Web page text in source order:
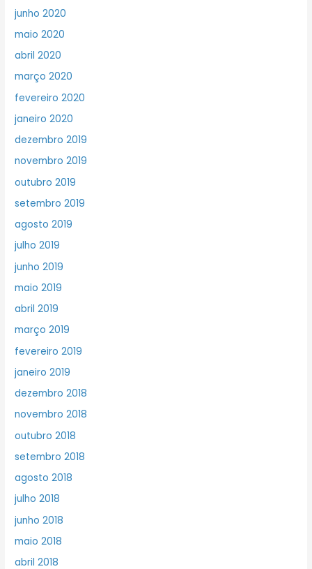
junho 2020
maio 2020
abril 2020
março 2020
fevereiro 2020
janeiro 2020
dezembro 2019
novembro 2019
outubro 2019
setembro 2019
agosto 2019
julho 2019
junho 2019
maio 2019
abril 2019
março 2019
fevereiro 2019
janeiro 2019
dezembro 2018
novembro 2018
outubro 2018
setembro 2018
agosto 2018
julho 2018
junho 2018
maio 2018
abril 2018